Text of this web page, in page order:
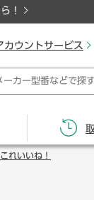
！
カウントサービス
これいいね！